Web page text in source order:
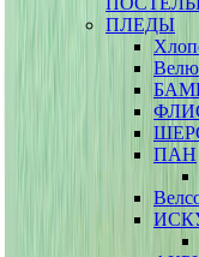
ПЛЕДЫ
ПАН